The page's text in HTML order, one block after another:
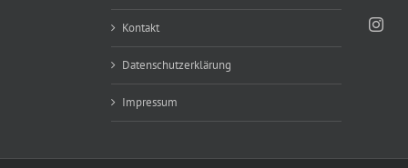
Kontakt
Datenschutzerklärung
Impressum